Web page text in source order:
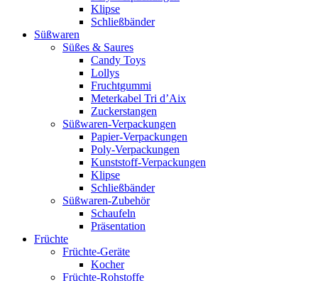
Klipse
Schließbänder
Süßwaren
Süßes & Saures
Candy Toys
Lollys
Fruchtgummi
Meterkabel Tri d’Aix
Zuckerstangen
Süßwaren-Verpackungen
Papier-Verpackungen
Poly-Verpackungen
Kunststoff-Verpackungen
Klipse
Schließbänder
Süßwaren-Zubehör
Schaufeln
Präsentation
Früchte
Früchte-Geräte
Kocher
Früchte-Rohstoffe